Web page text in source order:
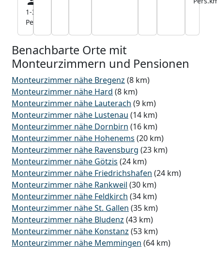
1-30
Pers.
Benachbarte Orte mit
Monteurzimmern und Pensionen
Monteurzimmer nähe Bregenz (8 km)
Monteurzimmer nähe Hard (8 km)
Monteurzimmer nähe Lauterach (9 km)
Monteurzimmer nähe Lustenau (14 km)
Monteurzimmer nähe Dornbirn (16 km)
Monteurzimmer nähe Hohenems (20 km)
Monteurzimmer nähe Ravensburg (23 km)
Monteurzimmer nähe Götzis (24 km)
Monteurzimmer nähe Friedrichshafen (24 km)
Monteurzimmer nähe Rankweil (30 km)
Monteurzimmer nähe Feldkirch (34 km)
Monteurzimmer nähe St. Gallen (35 km)
Monteurzimmer nähe Bludenz (43 km)
Monteurzimmer nähe Konstanz (53 km)
Monteurzimmer nähe Memmingen (64 km)